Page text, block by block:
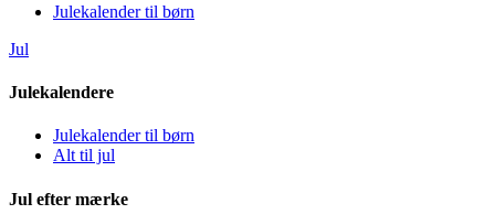
Julekalender til børn
Jul
Julekalendere
Julekalender til børn
Alt til jul
Jul efter mærke